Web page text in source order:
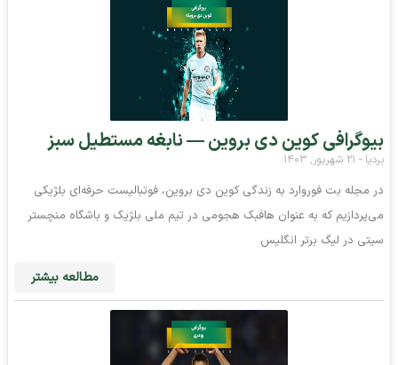
بیوگرافی کوین دی بروین — نابغه مستطیل سبز
بردیا
در مجله بت فوروارد به زندگی کوین دی بروین، فوتبالیست حرفه‌ای بلژیکی
می‌پردازیم که به عنوان هافبک هجومی در تیم ملی بلژیک و باشگاه منچستر
سیتی در لیگ برتر انگلیس
مطالعه بیشتر